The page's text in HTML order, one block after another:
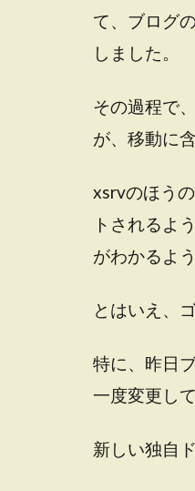
て、ブログ
しました。
その過程で
が、移動に
xsrvのほう
トされるよ
がわかるよ
とはいえ、
特に、昨日
一度変更し
新しい独自